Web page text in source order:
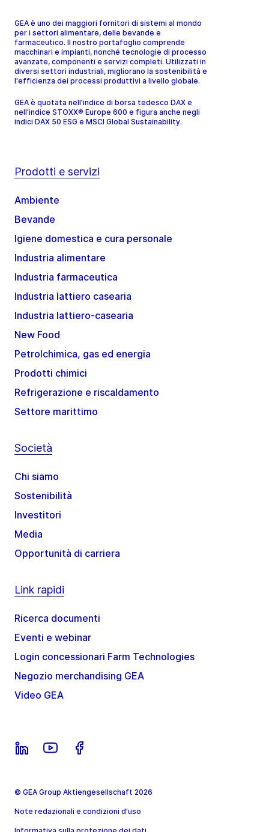
GEA è uno dei maggiori fornitori di sistemi al mondo
per i settori alimentare, delle bevande e
farmaceutico. Il nostro portafoglio comprende
macchinari e impianti, nonché tecnologie di processo
avanzate, componenti e servizi completi. Utilizzati in
diversi settori industriali, migliorano la sostenibilità e
l'efficienza dei processi produttivi a livello globale.
GEA è quotata nell'indice di borsa tedesco DAX e
nell'indice STOXX® Europe 600 e figura anche negli
indici DAX 50 ESG e MSCI Global Sustainability.
Prodotti e servizi
Ambiente
Bevande
Igiene domestica e cura personale
Industria alimentare
Industria farmaceutica
Industria lattiero casearia
Industria lattiero-casearia
New Food
Petrolchimica, gas ed energia
Prodotti chimici
Refrigerazione e riscaldamento
Settore marittimo
Società
Chi siamo
Sostenibilità
Investitori
Media
Opportunità di carriera
Link rapidi
Ricerca documenti
Eventi e webinar
Login concessionari Farm Technologies
Negozio merchandising GEA
Video GEA
© GEA Group Aktiengesellschaft 2026
Note redazionali e condizioni d'uso